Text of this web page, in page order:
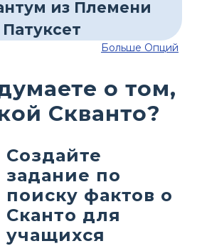
Больше Опций
о том,
Скванто?
Создайте
задание по
поиску фактов о
Скантo для
учащихся